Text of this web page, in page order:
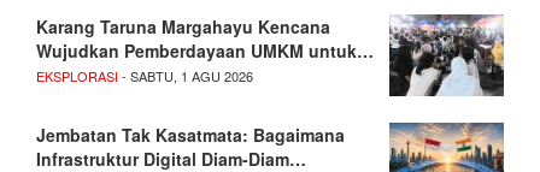
Karang Taruna Margahayu Kencana
Wujudkan Pemberdayaan UMKM untuk…
EKSPLORASI- SABTU, 1 AGU 2026
Jembatan Tak Kasatmata: Bagaimana
Infrastruktur Digital Diam-Diam…